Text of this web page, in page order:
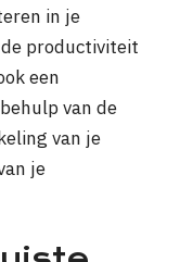
in je
productiviteit
een
van de
van je
je